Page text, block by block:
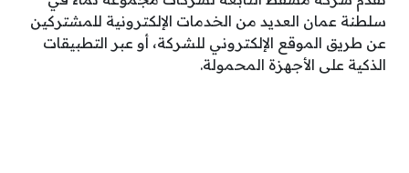
سلطنة عمان العديد من الخدمات الإلكترونية للمشتركين
عن طريق الموقع الإلكتروني للشركة، أو عبر التطبيقات
الذكية على الأجهزة المحمولة.